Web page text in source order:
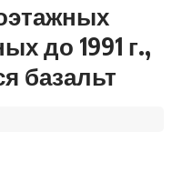
до 1991 г.,
базальт